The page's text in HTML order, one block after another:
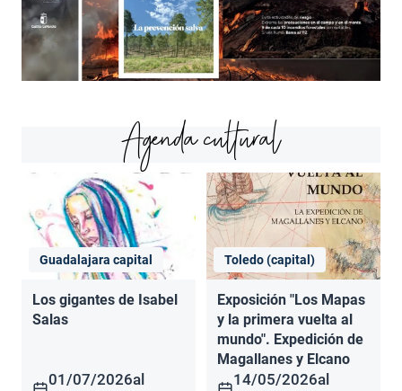
Agenda cultural
Guadalajara capital
Los gigantes de Isabel
Salas
01/07/2026al
Toledo (capital)
Exposición "Los Mapas
y la primera vuelta al
mundo". Expedición de
Magallanes y Elcano
14/05/2026al